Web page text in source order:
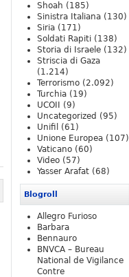
Shoah (185)
Sinistra Italiana (130)
Siria (171)
Soldati Rapiti (138)
Storia di Israele (132)
Striscia di Gaza
(1.214)
Terrorismo (2.092)
Turchia (19)
UCOII
(9)
Uncategorized (95)
Unifil
(61)
Unione Europea (107)
Vaticano (60)
Video (57)
Yasser Arafat (68)
Blogroll
Allegro Furioso
Barbara
Bennauro
BNVCA – Bureau
National de Vigilance
Contre